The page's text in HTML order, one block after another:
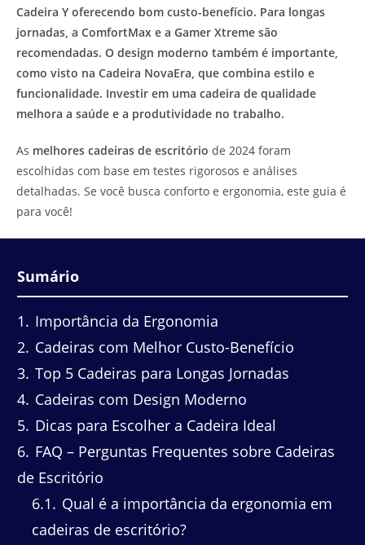
Cadeira Y oferecendo bom custo-benefício. Para longas
jornadas, a ComfortMax e a Gamer Xtreme são
recomendadas. O design moderno também é importante,
como visto na Cadeira NovaEra, que combina estilo e
funcionalidade. Investir em uma cadeira de qualidade
melhora a saúde e a produtividade no trabalho.
As melhores cadeiras de escritório de 2024 foram
escolhidas com base em testes rigorosos e análises
detalhadas. Se você busca conforto e ergonomia, este guia é
para você!
Sumário
1
Importância da Ergonomia
2 Cadeiras com Melhor Custo-Benefício
3 Top 5 Cadeiras para Longas Jornadas
4 Cadeiras com Design Moderno
5 Dicas para Escolher a Cadeira Ideal
6 FAQ – Perguntas Frequentes sobre Cadeiras
de Escritório
6.1
Qual é a importância da ergonomia em
cadeiras de escritório?